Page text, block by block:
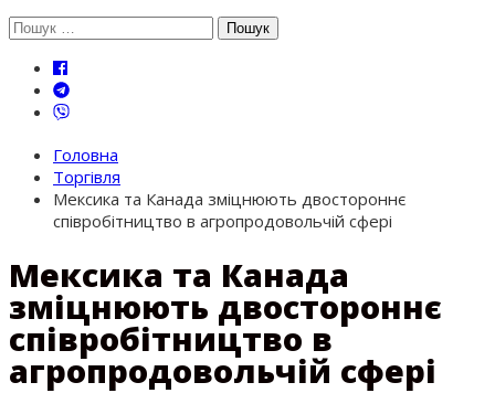
Шукати:
Головна
Торгівля
Мексика та Канада зміцнюють двостороннє
співробітництво в агропродовольчій сфері
Мексика та Канада
зміцнюють двостороннє
співробітництво в
агропродовольчій сфері